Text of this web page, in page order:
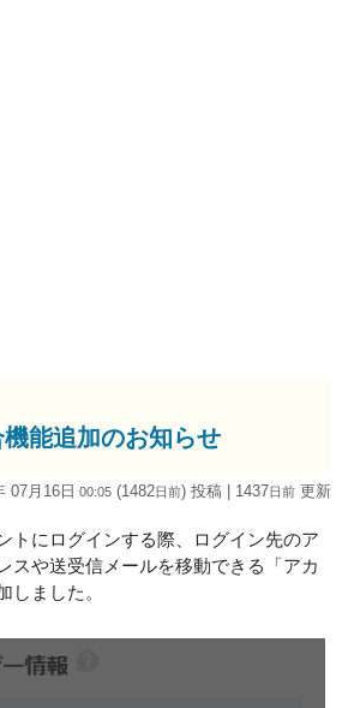
能追加のお知らせ
07月16日 00:05 (1482日前) 投稿 | 1437日前 更新
トにログインする際、ログイン先のア
スや送受信メールを移動できる「アカ
しました。